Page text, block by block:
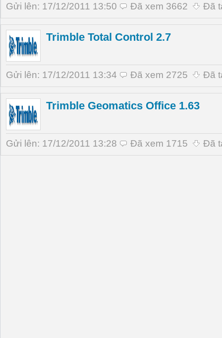
Gửi lên: 17/12/2011 13:50 Đã xem 3662 Đã
Trimble Total Control 2.7
Gửi lên: 17/12/2011 13:34 Đã xem 2725 Đã
Trimble Geomatics Office 1.63
Gửi lên: 17/12/2011 13:28 Đã xem 1715 Đã